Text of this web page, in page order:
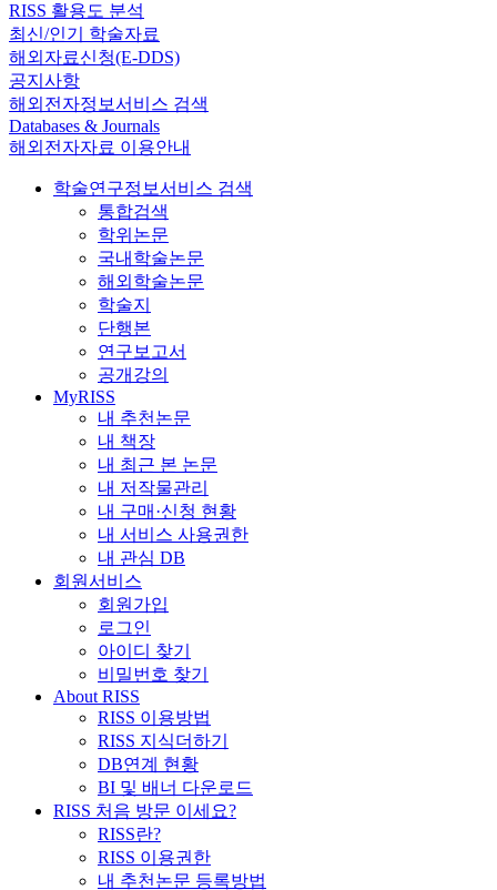
RISS 활용도 분석
최신/인기 학술자료
해외자료신청(E-DDS)
공지사항
해외전자정보서비스 검색
Databases & Journals
해외전자자료 이용안내
학술연구정보서비스 검색
통합검색
학위논문
국내학술논문
해외학술논문
학술지
단행본
연구보고서
공개강의
MyRISS
내 추천논문
내 책장
내 최근 본 논문
내 저작물관리
내 구매·신청 현황
내 서비스 사용권한
내 관심 DB
회원서비스
회원가입
로그인
아이디 찾기
비밀번호 찾기
About RISS
RISS 이용방법
RISS 지식더하기
DB연계 현황
BI 및 배너 다운로드
RISS 처음 방문 이세요?
RISS란?
RISS 이용권한
내 추천논문 등록방법